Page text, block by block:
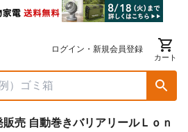
ログイン・新規会員登録
カート
売 自動巻きバリアリールＬｏｎ